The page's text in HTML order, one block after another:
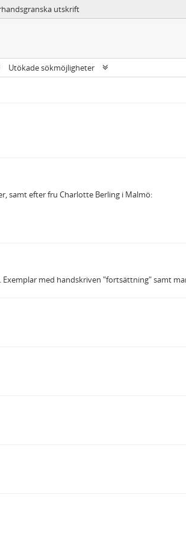
utskrift
Utökade sökmöjligheter
samt efter fru Charlotte Berling i Malmö:
Exemplar med handskriven "fortsättning" samt